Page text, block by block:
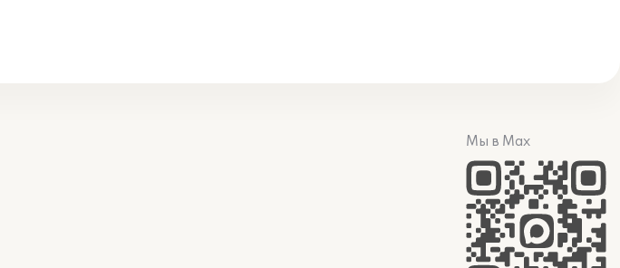
Мы в Max